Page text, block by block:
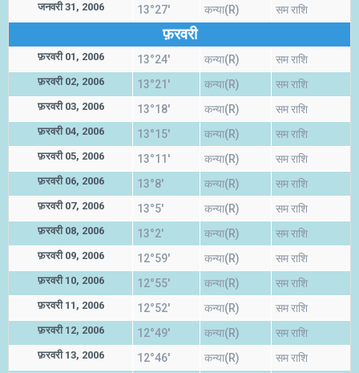
जनवरी 31, 2006 13°27' कन्या(R) सम राशि
फ़रवरी
फ़रवरी 01, 2006 13°24' कन्या(R) सम राशि
फ़रवरी 02, 2006 13°21' कन्या(R) सम राशि
फ़रवरी 03, 2006 13°18' कन्या(R) सम राशि
फ़रवरी 04, 2006 13°15' कन्या(R) सम राशि
फ़रवरी 05, 2006 13°11' कन्या(R) सम राशि
फ़रवरी 06, 2006 13°8' कन्या(R) सम राशि
फ़रवरी 07, 2006 13°5' कन्या(R) सम राशि
फ़रवरी 08, 2006 13°2' कन्या(R) सम राशि
फ़रवरी 09, 2006 12°59' कन्या(R) सम राशि
फ़रवरी 10, 2006 12°55' कन्या(R) सम राशि
फ़रवरी 11, 2006 12°52' कन्या(R) सम राशि
फ़रवरी 12, 2006 12°49' कन्या(R) सम राशि
फ़रवरी 13, 2006 12°46' कन्या(R) सम राशि